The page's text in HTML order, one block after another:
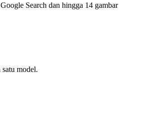
Search dan hingga 14 gambar
model.